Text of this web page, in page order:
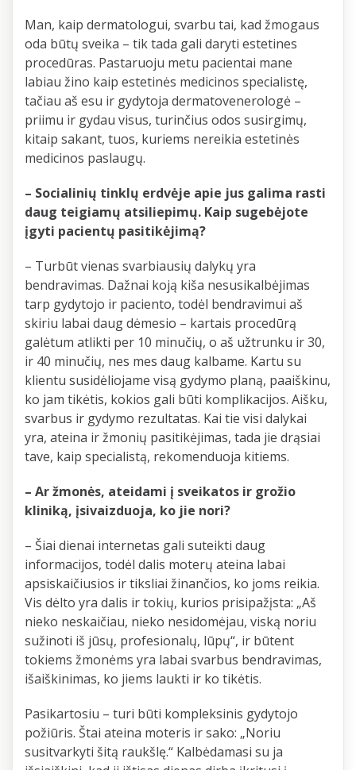
Man, kaip dermatologui, svarbu tai, kad žmogaus
oda būtų sveika – tik tada gali daryti estetines
procedūras. Pastaruoju metu pacientai mane
labiau žino kaip estetinės medicinos specialistę,
tačiau aš esu ir gydytoja dermatovenerologė –
priimu ir gydau visus, turinčius odos susirgimų,
kitaip sakant, tuos, kuriems nereikia estetinės
medicinos paslaugų.
– Socialinių tinklų erdvėje apie jus galima rasti
daug teigiamų atsiliepimų. Kaip sugebėjote
įgyti pacientų pasitikėjimą?
– Turbūt vienas svarbiausių dalykų yra
bendravimas. Dažnai koją kiša nesusikalbėjimas
tarp gydytojo ir paciento, todėl bendravimui aš
skiriu labai daug dėmesio – kartais procedūrą
galėtum atlikti per 10 minučių, o aš užtrunku ir 30,
ir 40 minučių, nes mes daug kalbame. Kartu su
klientu susidėliojame visą gydymo planą, paaiškinu,
ko jam tikėtis, kokios gali būti komplikacijos. Aišku,
svarbus ir gydymo rezultatas. Kai tie visi dalykai
yra, ateina ir žmonių pasitikėjimas, tada jie drąsiai
tave, kaip specialistą, rekomenduoja kitiems.
– Ar žmonės, ateidami į sveikatos ir grožio
kliniką, įsivaizduoja, ko jie nori?
– Šiai dienai internetas gali suteikti daug
informacijos, todėl dalis moterų ateina labai
apsiskaičiusios ir tiksliai žinančios, ko joms reikia.
Vis dėlto yra dalis ir tokių, kurios prisipažįsta: „Aš
nieko neskaičiau, nieko nesidomėjau, viską noriu
sužinoti iš jūsų, profesionalų, lūpų“, ir būtent
tokiems žmonėms yra labai svarbus bendravimas,
išaiškinimas, ko jiems laukti ir ko tikėtis.
Pasikartosiu – turi būti kompleksinis gydytojo
požiūris. Štai ateina moteris ir sako: „Noriu
susitvarkyti šitą raukšlę.“ Kalbėdamasi su ja